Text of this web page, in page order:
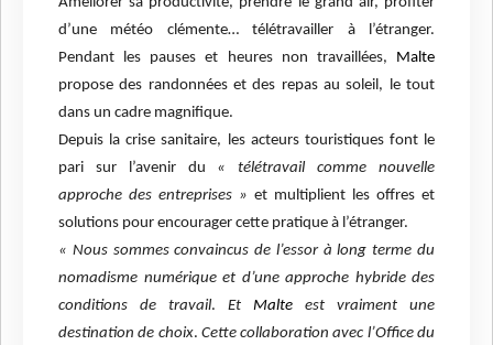
d’une météo clémente… télétravailler à l’étranger.
Pendant les pauses et heures non travaillées, Malte
propose des randonnées et des repas au soleil, le tout
dans un cadre magnifique.
Depuis la crise sanitaire, les acteurs touristiques font le
pari sur l’avenir du « télétravail comme nouvelle
approche des entreprises » et multiplient les offres et
solutions pour encourager cette pratique à l’étranger.
« Nous sommes convaincus de l’essor à long terme du
nomadisme numérique et d’une approche hybride des
conditions de travail. Et Malte est vraiment une
destination de choix. Cette collaboration avec l’Office du